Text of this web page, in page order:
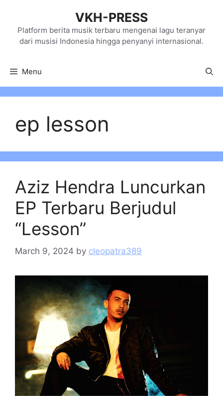
content
VKH-PRESS
Platform berita musik terbaru mengenai lagu teranyar
dari musisi Indonesia hingga penyanyi internasional.
Menu
ep lesson
Aziz Hendra Luncurkan
EP Terbaru Berjudul
“Lesson”
March 9, 2024 by cleopatra389